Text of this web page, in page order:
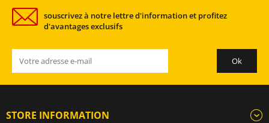
souscrivez à notre lettre d'information et profitez
d'avantages exclusifs
STORE INFORMATION